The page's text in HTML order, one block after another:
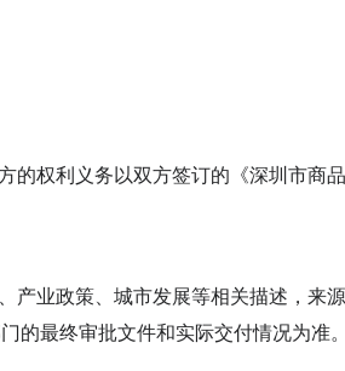
的权利义务以双方签订的《深圳市商
产业政策、城市发展等相关描述，来
的最终审批文件和实际交付情况为准。